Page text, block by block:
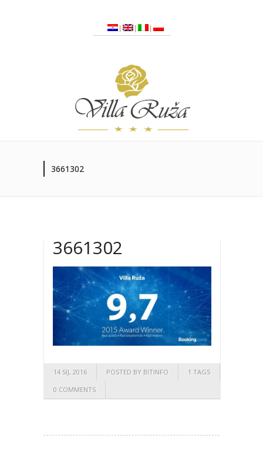
3661302
3661302
14 SIJ, 2016 POSTED BY BITINFO
1 TAGS
0 COMMENTS